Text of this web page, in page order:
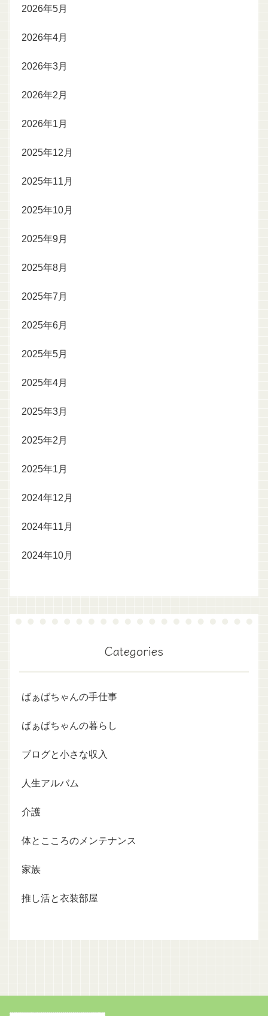
2026年5月
2026年4月
2026年3月
2026年2月
2026年1月
2025年12月
2025年11月
2025年10月
2025年9月
2025年8月
2025年7月
2025年6月
2025年5月
2025年4月
2025年3月
2025年2月
2025年1月
2024年12月
2024年11月
2024年10月
Categories
ばぁばちゃんの手仕事
ばぁばちゃんの暮らし
ブログと小さな収入
人生アルバム
介護
体とこころのメンテナンス
家族
推し活と衣装部屋